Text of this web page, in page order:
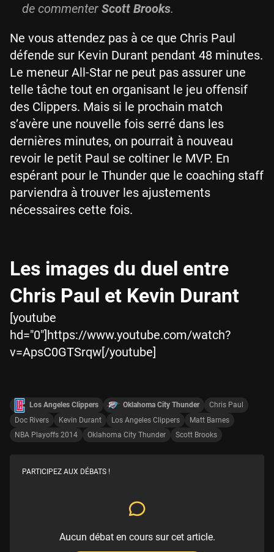
de commenter Scott Brooks.
Ne vous attendez pas à ce que Chris Paul
défende sur Kevin Durant pendant 48 minutes.
Le meneur All-Star ne peut pas assurer une
telle tâche tout en organisant le jeu offensif
des Clippers. Mais si le prochain match
s’avère une nouvelle fois serré dans les
dernières minutes, on pourrait à nouveau
revoir le petit Paul se coltiner le MVP. En
espérant pour le Thunder que le coaching staff
parviendra à trouver les ajustements
nécessaires cette fois.
Les images du duel entre
Chris Paul et Kevin Durant
[youtube
hd="0"]https://www.youtube.com/watch?
v=ApsC0GTSrqw[/youtube]
Los Angeles Clippers Oklahoma City Thunder
Chris Paul
Doc Rivers
Kevin Durant Los Angeles Clippers
Matt Barnes
NBA Playoffs 2014
Oklahoma City Thunder Scott Brooks
PARTICIPEZ AUX DÉBATS !
Aucun débat en cours sur cet article.